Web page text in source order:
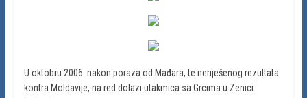
U oktobru 2006. nakon poraza od Mađara, te neriješenog rezultata
kontra Moldavije, na red dolazi utakmica sa Grcima u Zenici.